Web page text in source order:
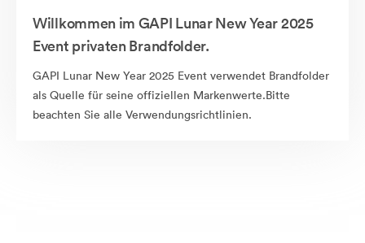
Willkommen im GAPI Lunar New Year 2025
Event privaten Brandfolder.
GAPI Lunar New Year 2025 Event verwendet Brandfolder
als Quelle für seine offiziellen Markenwerte.Bitte
beachten Sie alle Verwendungsrichtlinien.